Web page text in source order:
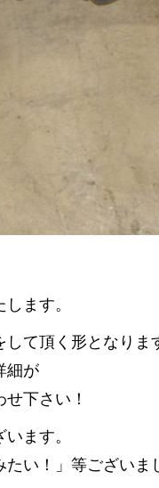
ます。
て頂く形となりま
細が
下さい！
ます。
たい！」等ございま